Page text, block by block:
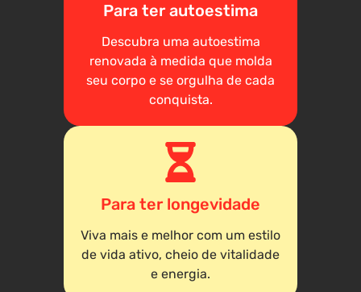
Para ter autoestima
Descubra uma autoestima
renovada à medida que molda
seu corpo e se orgulha de cada
conquista.
Para ter longevidade
Viva mais e melhor com um estilo
de vida ativo, cheio de vitalidade
e energia.